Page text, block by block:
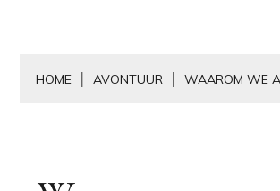
HOME AVONTUUR WAAROM WE